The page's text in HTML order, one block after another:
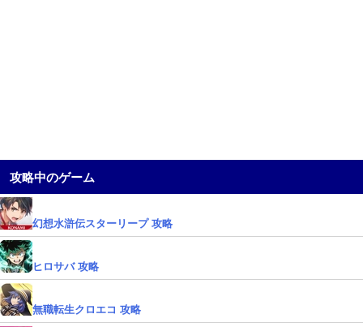
攻略中のゲーム
幻想水滸伝スターリープ 攻略
ヒロサバ 攻略
無職転生クロエコ 攻略